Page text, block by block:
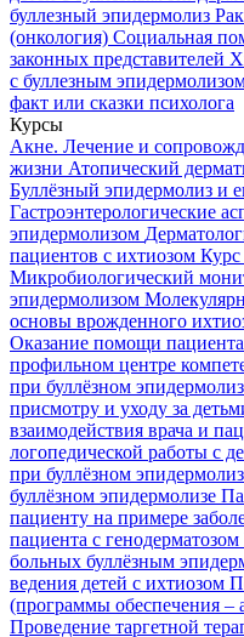
буллезный эпидермолиз
(онкология) Социальная
законных представителей
с буллезным
факт или сказки психолога
Курсы
Акне. Лечение и
жизни Атопический
Буллёзный эпидермолиз и
Гастроэнтерологические
эпидермолизом
пациентов с ихтиозом Курс
Микробиологический
эпидермолизом
основы врожденного
Оказание помощи
профильном центре
при буллёзном
присмотру и уходу за
взаимодействия врача и
логопедической работы с
при буллёзном
буллёзном эпидермолизе
пациенту на примере
пациента с генодерматозом
больных буллёзным
ведения детей с ихтиозом
(программы обеспечения
Проведение таргетной